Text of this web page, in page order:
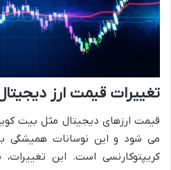
تغییرات قیمت ارز
قیمت ارزهای دیجیتال مثل بیت کوین
می شود و این نوسانات همیشگی
کریپتوکارنسی است. این